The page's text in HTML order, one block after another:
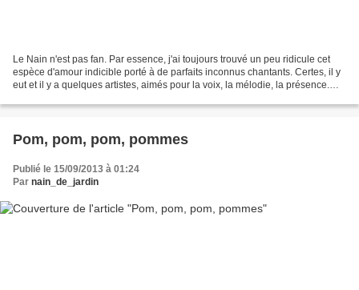
Le Nain n'est pas fan. Par essence, j'ai toujours trouvé un peu ridicule cet
espèce d'amour indicible porté à de parfaits inconnus chantants. Certes, il y
eut et il y a quelques artistes, aimés pour la voix, la mélodie, la présence.
Pom, pom, pom, pommes
Publié le 15/09/2013 à 01:24
Par nain_de_jardin